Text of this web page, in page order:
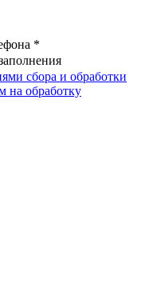
*
сбора и обработки
на обработку